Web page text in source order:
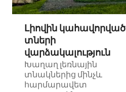
Լիովին կահավորված
տների
վարձակալություն
Խաղաղ լեռնային
տնակներից մինչև
հարմարավետ